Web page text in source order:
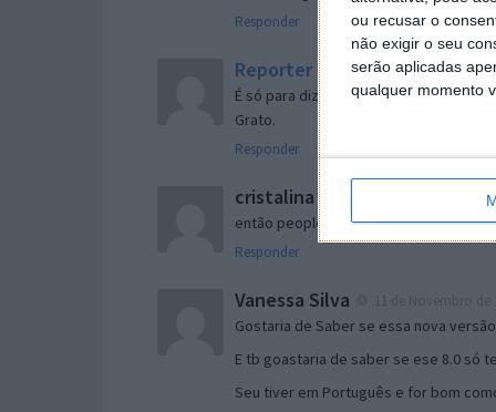
ou recusar o
não exigir o seu
serão aplicadas
qualquer momento
Responder
Reporter 7 de Novembro de 2005 às
É só para dizer que ainda não me
Grato.
Responder
cristalina 11 de Novembro de 2005
então people
Responder
Vanessa Silva
Gostaria de Saber se essa nova
E tb goastaria de saber se ese 8.0 só
Seu tiver em Português e for bom